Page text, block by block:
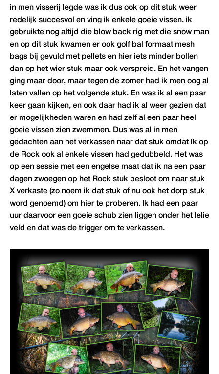
in men visserij legde was ik dus ook op dit stuk weer
redelijk succesvol en ving ik enkele goeie vissen. ik
gebruikte nog altijd die blow back rig met die snow man
en op dit stuk kwamen er ook golf bal formaat mesh
bags bij gevuld met pellets en hier iets minder bollen
dan op het wier stuk maar ook verspreid. En het vangen
ging maar door, maar tegen de zomer had ik men oog al
laten vallen op het volgende stuk. En was ik al een paar
keer gaan kijken, en ook daar had ik al weer gezien dat
er mogelijkheden waren en had zelf al een paar heel
goeie vissen zien zwemmen. Dus was al in men
gedachten aan het verkassen naar dat stuk omdat ik op
de Rock ook al enkele vissen had gedubbeld. Het was
op een sessie met een engelse maat dat ik na een paar
dagen zwoegen op het Rock stuk besloot om naar stuk
X verkaste (zo noem ik dat stuk of nu ook het dorp stuk
word genoemd) om hier te proberen. Ik had een paar
uur daarvoor een goeie schub zien liggen onder het lelie
veld en dat was de trigger om te verkassen.